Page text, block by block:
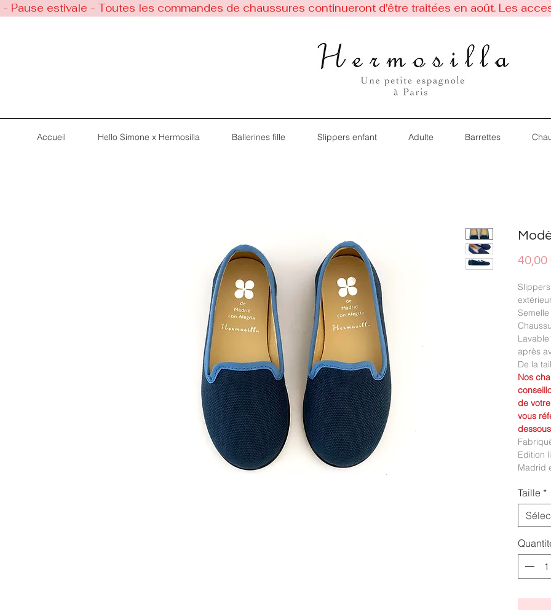
- Pause estivale - Toutes les commandes de chaussures continueront d'être traitées en août. Les
Accueil Hello Simone x Hermosilla Ballerines fille Slippers enfant Adulte Barrettes
40,00
après
De la
Nos
de
vous
Edition
Madrid
Taille *